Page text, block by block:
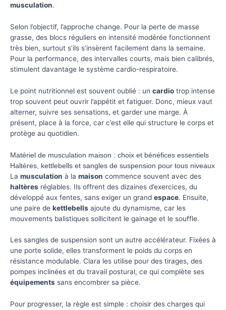
musculation.
Selon l’objectif, l’approche change. Pour la perte de masse
grasse, des blocs réguliers en intensité modérée fonctionnent
très bien, surtout s’ils s’insèrent facilement dans la semaine.
Pour la performance, des intervalles courts, mais bien calibrés,
stimulent davantage le système cardio-respiratoire.
Le point nutritionnel est souvent oublié : un cardio trop intense
trop souvent peut ouvrir l’appétit et fatiguer. Donc, mieux vaut
alterner, suivre ses sensations, et garder une marge. À
présent, place à la force, car c’est elle qui structure le corps et
protège au quotidien.
Matériel de musculation maison : choix et bénéfices essentiels
Haltères, kettlebells et sangles de suspension pour tous niveaux
La musculation à la maison commence souvent avec des
haltères réglables. Ils offrent des dizaines d’exercices, du
développé aux fentes, sans exiger un grand espace. Ensuite,
une paire de kettlebells ajoute du dynamisme, car les
mouvements balistiques sollicitent le gainage et le souffle.
Les sangles de suspension sont un autre accélérateur. Fixées à
une porte solide, elles transforment le poids du corps en
résistance modulable. Clara les utilise pour des tirages, des
pompes inclinées et du travail postural, ce qui complète ses
équipements sans encombrer sa pièce.
Pour progresser, la règle est simple : choisir des charges qui